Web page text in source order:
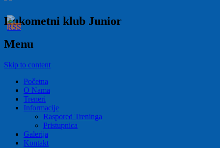
Rukometni klub Junior
Menu
Skip to content
Početna
O Nama
Treneri
Informacije
Raspored Treninga
Pristupnica
Galerija
Kontakt